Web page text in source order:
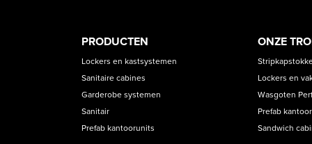
PRODUCT
CATEGORIES
PRODUCTEN
Lockers en kastsystemen
Sanitaire cabines
Garderobe systemen
Sanitair
Prefab kantoorunits
ONZE
Lockers en
Wasgoten
Prefab
Sandwich